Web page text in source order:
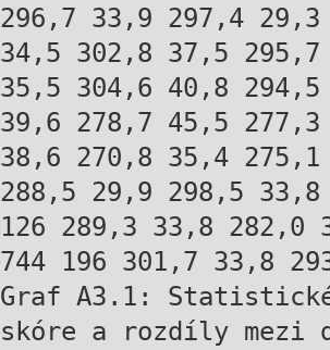
296,7 33,9 297,4 29,3
34,5 302,8 37,5
35,5 304,6 40,8
39,6 278,7 45,5 277,3
38,6 270,8 35,4 275,1
288,5 29,9 298,5
126 289,3 33,8
744 196 301,7 33,8
Graf A3.1:
skóre a rozdíly mezi